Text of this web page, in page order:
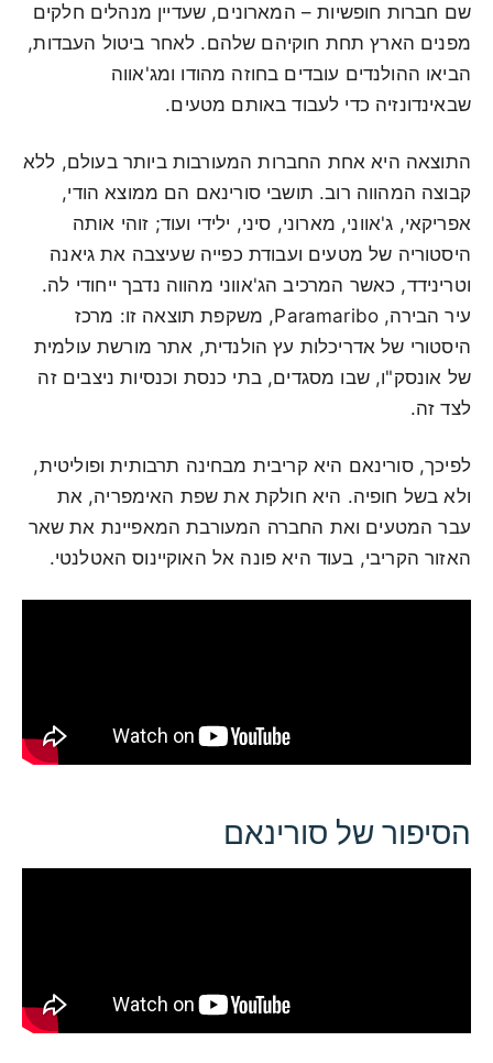
שם חברות חופשיות – המארונים, שעדיין מנהלים חלקים
מפנים הארץ תחת חוקיהם שלהם. לאחר ביטול העבדות,
הביאו ההולנדים עובדים בחוזה מהודו ומג'אווה
שבאינדונזיה כדי לעבוד באותם מטעים.
התוצאה היא אחת החברות המעורבות ביותר בעולם, ללא
קבוצה המהווה רוב. תושבי סורינאם הם ממוצא הודי,
אפריקאי, ג'אווני, מארוני, סיני, ילידי ועוד; זוהי אותה
היסטוריה של מטעים ועבודת כפייה שעיצבה את גיאנה
וטרינידד, כאשר המרכיב הג'אווני מהווה נדבך ייחודי לה.
עיר הבירה, Paramaribo, משקפת תוצאה זו: מרכז
היסטורי של אדריכלות עץ הולנדית, אתר מורשת עולמית
של אונסק"ו, שבו מסגדים, בתי כנסת וכנסיות ניצבים זה
לצד זה.
לפיכך, סורינאם היא קריבית מבחינה תרבותית ופוליטית,
ולא בשל חופיה. היא חולקת את שפת האימפריה, את
עבר המטעים ואת החברה המעורבת המאפיינת את שאר
האזור הקריבי, בעוד היא פונה אל האוקיינוס האטלנטי.
הסיפור של סורינאם